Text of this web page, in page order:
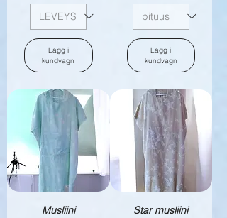
Lägg i
kundvagn
Lägg i
kundvagn
Musliini
Star musliini